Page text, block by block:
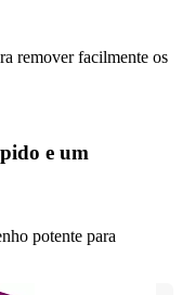
remover facilmente os
e um
potente para